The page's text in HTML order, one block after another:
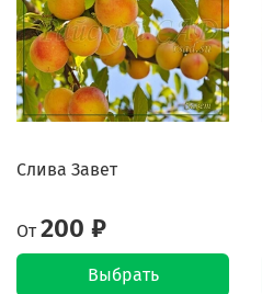
Слива Завет
От 200 ₽
Выбрать